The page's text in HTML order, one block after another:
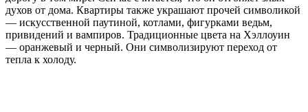
духов от дома. Квартиры также украшают прочей символикой
— искусственной паутиной, котлами, фигурками ведьм,
привидений и вампиров. Традиционные цвета на Хэллоуин
— оранжевый и черный. Они символизируют переход от
тепла к холоду.